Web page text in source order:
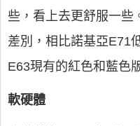
些，看上去更舒服一些
差別，相比諾基亞E71
E63現有的紅色和藍色
軟硬體